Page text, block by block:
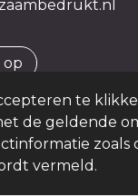
op
te
de geldende
zoals
vermeld.